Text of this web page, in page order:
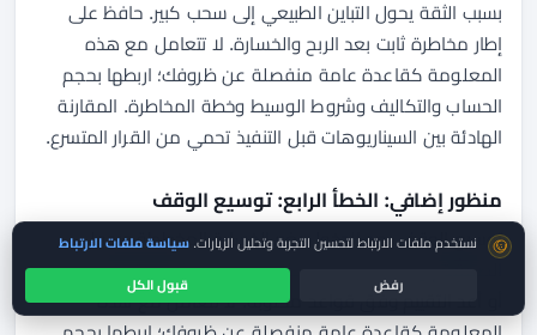
بسبب الثقة يحول التباين الطبيعي إلى سحب كبير. حافظ على
إطار مخاطرة ثابت بعد الربح والخسارة. لا تتعامل مع هذه
المعلومة كقاعدة عامة منفصلة عن ظروفك؛ اربطها بحجم
الحساب والتكاليف وشروط الوسيط وخطة المخاطرة. المقارنة
الهادئة بين السيناريوهات قبل التنفيذ تحمي من القرار المتسرع.
منظور إضافي: الخطأ الرابع: توسيع الوقف
توسيع الوقف بعد الدخول يغير الخسارة المخططة ويحول
الصفقة إلى استثمار غير مخطط. إذا تغيرت الفرضية فعلاً فأغلق
أو أعد التقييم وفق قواعد مكتوبة. لا تتعامل مع هذه
موافقة ملفات تعريف الارتباط
نستخدم ملفات الارتباط لتحسين التجربة وتحليل الزيارات. سياسة ملفات الارتباط
رفض قبول الكل